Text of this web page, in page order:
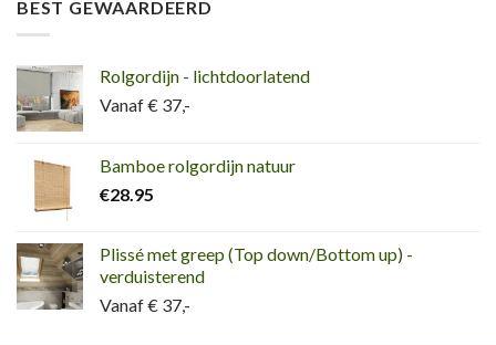
BEST GEWAARDEERD
Rolgordijn - lichtdoorlatend
Vanaf € 37,-
Bamboe rolgordijn natuur
€28.95
Plissé met greep (Top down/Bottom up) -
verduisterend
Vanaf € 37,-